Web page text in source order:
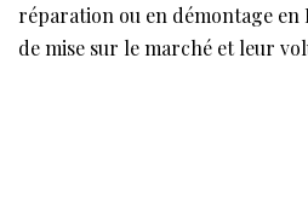
réparation ou en démontage
de mise sur le marché et leur